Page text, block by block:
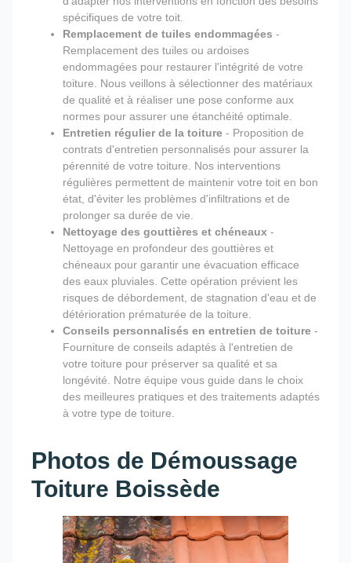
spécifiques de votre toit.
Remplacement de tuiles endommagées -
Remplacement des tuiles ou ardoises
endommagées pour restaurer l'intégrité de votre
toiture. Nous veillons à sélectionner des matériaux
de qualité et à réaliser une pose conforme aux
normes pour assurer une étanchéité optimale.
Entretien régulier de la toiture - Proposition de
contrats d'entretien personnalisés pour assurer la
pérennité de votre toiture. Nos interventions
régulières permettent de maintenir votre toit en bon
état, d'éviter les problèmes d'infiltrations et de
prolonger sa durée de vie.
Nettoyage des gouttières et chéneaux -
Nettoyage en profondeur des gouttières et
chéneaux pour garantir une évacuation efficace
des eaux pluviales. Cette opération prévient les
risques de débordement, de stagnation d'eau et de
détérioration prématurée de la toiture.
Conseils personnalisés en entretien de toiture -
Fourniture de conseils adaptés à l'entretien de
votre toiture pour préserver sa qualité et sa
longévité. Notre équipe vous guide dans le choix
des meilleures pratiques et des traitements adaptés
à votre type de toiture.
Photos de Démoussage
Toiture Boissède